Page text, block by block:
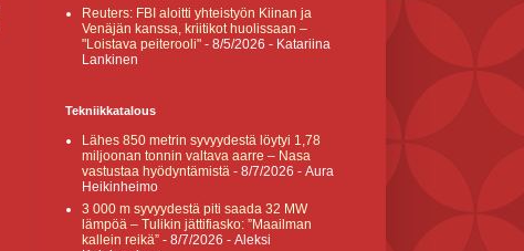
Reuters: FBI aloitti yhteistyön Kiinan ja
Venäjän kanssa, kriitikot huolissaan –
"Loistava peiterooli" - 8/5/2026 - Katariina
Lankinen
Tekniikkatalous
Lähes 850 metrin syvyydestä löytyi 1,78
miljoonan tonnin valtava aarre – Nasa
vastustaa hyödyntämistä - 8/7/2026 - Aura
Heikinheimo
3 000 m syvyydestä piti saada 32 MW
lämpöä – Tulikin jättifiasko: ”Maailman
kallein reikä” - 8/7/2026 - Aleksi